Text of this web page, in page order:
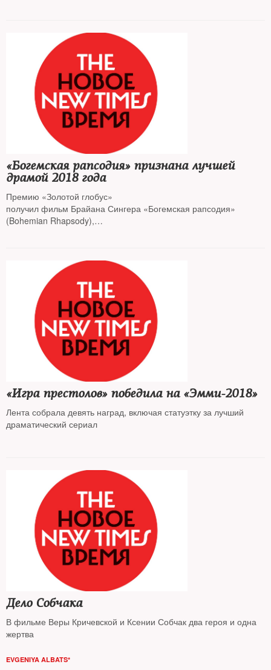
«Богемская рапсодия» признана лучшей
драмой 2018 года
Премию «Золотой глобус»
получил фильм Брайана Сингера «Богемская рапсодия»
(Bohemian Rhapsody),
«Игра престолов» победила на «Эмми-2018»
Лента собрала девять наград, включая статуэтку за лучший
драматический сериал
Дело Собчака
В фильме Веры Кричевской и Ксении Собчак два героя и одна
жертва
EVGENIYA ALBATS*